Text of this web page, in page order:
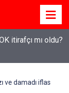
itirafçı mı oldu?
ve damadı iflas